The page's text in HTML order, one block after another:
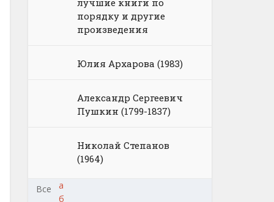
лучшие книги по
порядку и другие
произведения
Юлия Архарова (1983)
Александр Сергеевич
Пушкин (1799-1837)
Николай Степанов
(1964)
Все
а
б